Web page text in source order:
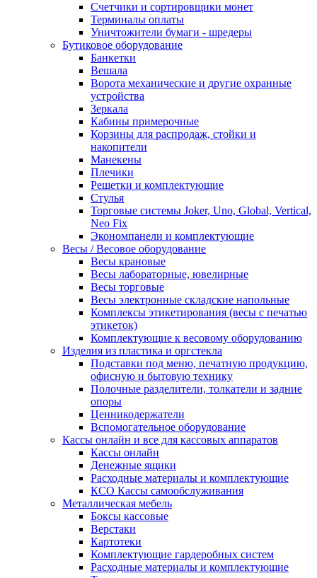
Счетчики и сортировщики монет
Терминалы оплаты
Уничтожители бумаги - шредеры
Бутиковое оборудование
Банкетки
Вешала
Ворота механические и другие охранные
устройства
Зеркала
Кабины примерочные
Корзины для распродаж, стойки и
накопители
Манекены
Плечики
Решетки и комплектующие
Стулья
Торговые системы Joker, Uno, Global, Vertical,
Neo Fix
Экономпанели и комплектующие
Весы / Весовое оборудование
Весы крановые
Весы лабораторные, ювелирные
Весы торговые
Весы электронные складские напольные
Комплексы этикетирования (весы с печатью
этикеток)
Комплектующие к весовому оборудованию
Изделия из пластика и оргстекла
Подставки под меню, печатную продукцию,
офисную и бытовую технику
Полочные разделители, толкатели и задние
опоры
Ценникодержатели
Вспомогательное оборудование
Кассы онлайн и все для кассовых аппаратов
Кассы онлайн
Денежные ящики
Расходные материалы и комплектующие
КСО Кассы самообслуживания
Металлическая мебель
Боксы кассовые
Верстаки
Картотеки
Комплектующие гардеробных систем
Расходные материалы и комплектующие